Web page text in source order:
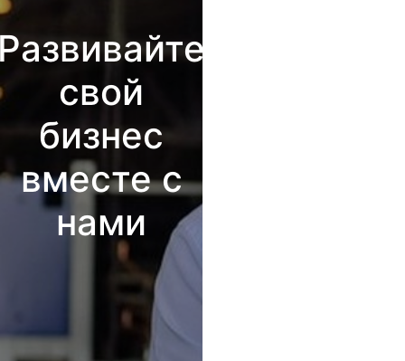
свой
бизнес
вместе с
нами